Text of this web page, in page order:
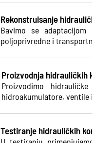
Rekonstruisanje
Bavimo se
poljoprivredne i
Proizvodnja hidrauličkih
Proizvodimo
hidroakumulatore, ventile
Testiranje hidrauličkih